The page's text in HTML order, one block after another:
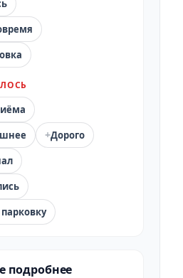
+Дорого
подробнее